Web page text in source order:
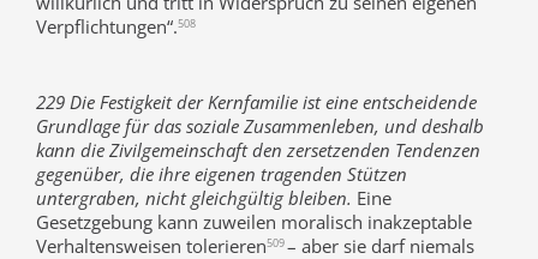
Verpflichtungen“.508
229 Die Festigkeit der Kernfamilie ist eine entscheidende
Grundlage für das soziale Zusammenleben, und deshalb
kann die Zivilgemeinschaft den zersetzenden Tendenzen
gegenüber, die ihre eigenen tragenden Stützen
untergraben, nicht gleichgültig bleiben. Eine
Gesetzgebung kann zuweilen moralisch inakzeptable
Verhaltensweisen tolerieren509– aber sie darf niemals